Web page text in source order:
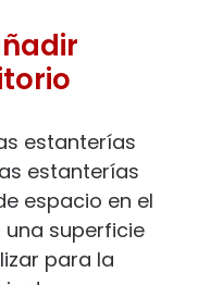
estanterías
estanterías
espacio en el
una superficie
para la